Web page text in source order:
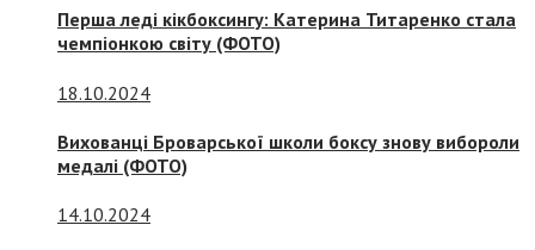
Перша леді кікбоксингу: Катерина Титаренко стала
чемпіонкою світу (ФОТО)
18.10.2024
Вихованці Броварської школи боксу знову вибороли
медалі (ФОТО)
14.10.2024